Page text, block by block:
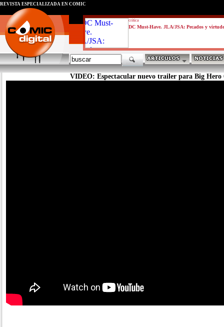
critica
DC Must-Have. JLA/JSA: Pecados y
REVISTA ESPECIALIZADA EN CÓMIC
VIDEO: Espectacular nuevo trailer para Big Hero